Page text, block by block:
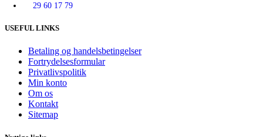
29 60 17 79
USEFUL LINKS
Betaling og handelsbetingelser
Fortrydelsesformular
Privatlivspolitik
Min konto
Om os
Kontakt
Sitemap